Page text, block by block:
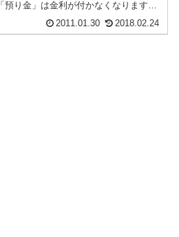
「預り金」は金利が付かなくなります。
2011.01.30 2018.02.24